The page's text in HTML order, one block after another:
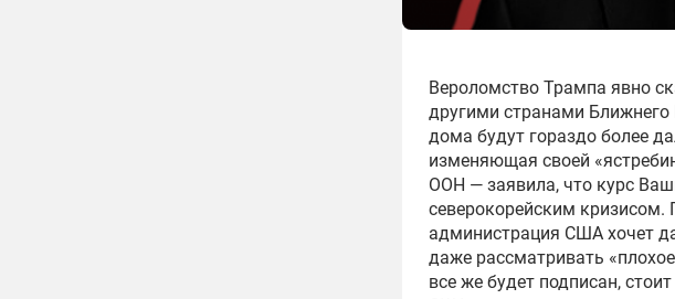
Вероломство Трампа явно
другими странами Ближнего
дома будут гораздо более
изменяющая своей
ООН — заявила, что курс
северокорейским кризисом.
администрация США хочет
даже рассматривать «плохое
все же будет подписан,